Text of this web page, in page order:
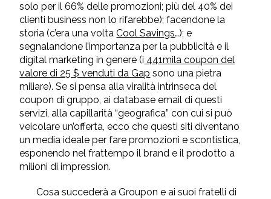
solo per il 66% delle promozioni; più del 40% dei
clienti business non lo rifarebbe); facendone la
storia (c’era una voltaCool Savings…); e
segnalandone l’importanza per la pubblicità e il
digital marketing in genere (i 441mila coupon del
valore di 25 $ venduti da Gap sono una pietra
miliare). Se si pensa alla viralità intrinseca del
coupon di gruppo, ai database email di questi
servizi, alla capillarità “geografica” con cui si può
veicolare un’offerta, ecco che questi siti diventano
un media ideale per fare promozioni e scontistica,
esponendo nel frattempo il brand e il prodotto a
milioni di impression.
Cosa succederà a Groupon e ai suoi fratelli di